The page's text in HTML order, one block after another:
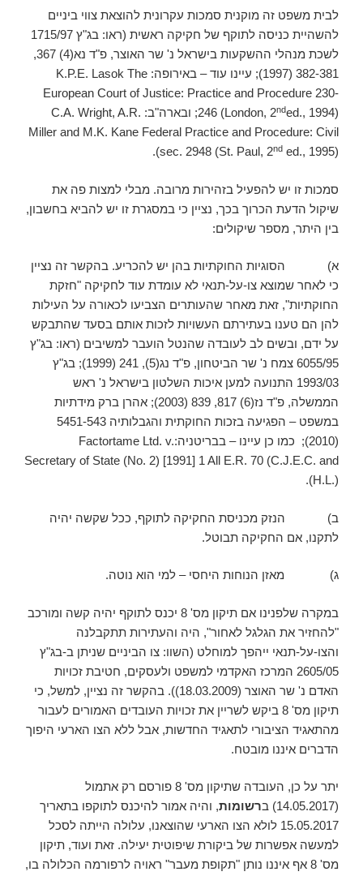
לבית משפט זה מוקנית סמכות עקרונית להוצאת צווי ביניים
להשהיית כניסה לתוקף של חקיקה ראשית (ראו: בג"ץ 1715/97
לשכת מנהלי ההשקעות בישראל נ' שר האוצר, פ"ד נא(4) 367,
382-381 (1997); עיינו עוד – באירופה: K.P.E. Lasok The
European Court of Justice: Practice and Procedure 230-
246 (London, 2nd
ed., 1994); ובארה"ב: C.A. Wright, A.R.
Miller and M.K. Kane Federal Practice and Procedure: Civil
sec. 2948 (St. Paul, 2nd ed., 1995)).
סמכות זו יש להפעיל בזהירות מרובה. מבלי למצות פה את
שיקול הדעת הכרוך בכך, נציין כי במסגרת זו יש להביא בחשבון,
בין היתר, מספר שיקולים:
א) הסוגיות החוקתיות בהן יש להכריע. בהקשר זה נציין
כי לאחר שמוצא צו-על-תנאי לא עומדת עוד לחקיקה "חזקת
החוקתיות", זאת מאחר שהעותרים הצביעו לכאורה על העילות
להן הם טענו בעתירתם העשויות לזכות אותם בסעד שהתבקש
על ידם, ובשים לב לעובדה שהנטל הועבר למשיבים (ראו: בג"ץ
6055/95 צמח נ' שר הביטחון, פ"ד נג(5), 241 (1999); בג"ץ
1993/03 התנועה למען איכות השלטון בישראל נ' ראש
הממשלה, פ"ד נז(6) 817, 839 (2003); אהרן ברק מידתיות
במשפט – הפגיעה בזכות החוקתית והגבלותיה 5451-543
(2010); כמו כן עיינו – בבריטניה:Factortame Ltd. v.
Secretary of State (No. 2) [1991] 1 All E.R. 70 (C.J.E.C. and
H.L.)).
ב) הנזק מכניסת החקיקה לתוקף, ככל שקשה יהיה
לתקנו, אם החקיקה תבוטל.
ג) מאזן הנוחות היחסי – למי הוא נוטה.
במקרה שלפנינו אם תיקון מס' 8 יכנס לתוקף יהיה קשה ומורכב
"להחזיר את הגלגל לאחור", היה והעתירות תתקבלנה
והצו-על-תנאי ייהפך למוחלט (השוו: צו הביניים שניתן ב-בג"ץ
2605/05 המרכז האקדמי למשפט ולעסקים, חטיבת זכויות
האדם נ' שר האוצר (18.03.2009)). בהקשר זה נציין, למשל, כי
תיקון מס' 8 ביקש לשריין את זכויות העובדים האמורים לעבור
מהתאגיד הציבורי לתאגיד החדשות, אבל ללא הצו הארעי היפוך
הדברים איננו מובטח.
יתר על כן, העובדה שתיקון מס' 8 פורסם רק אתמול
(14.05.2017) ב
רשומות, והיה אמור להיכנס לתוקפו בתאריך
15.05.2017 לולא הצו הארעי שהוצאנו, עלולה הייתה לסכל
למעשה אפשרות של ביקורת שיפוטית יעילה. זאת ועוד, תיקון
מס' 8 אף איננו נותן "תקופת מעבר" ראויה לרפורמה הכלולה בו,